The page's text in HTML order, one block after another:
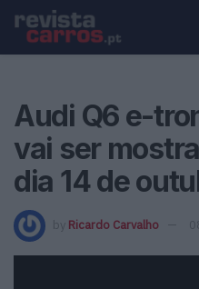
Audi Q6 e-
vai ser
dia 14 de
by Ricardo Carvalho